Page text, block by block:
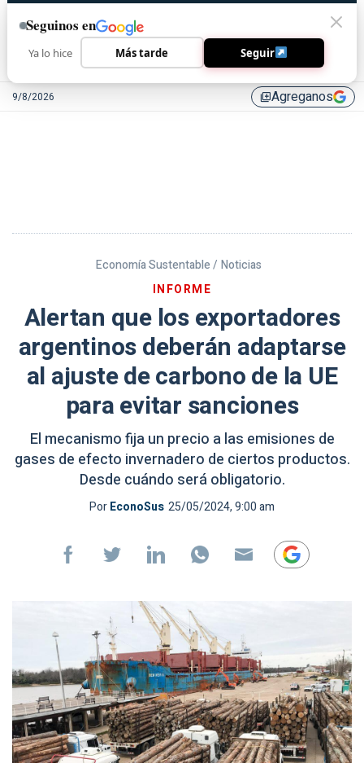
9/8/2026 library_addAgreganos
Economía Sustentable / Noticias
INFORME
Alertan que los exportadores
argentinos deberán adaptarse
al ajuste de carbono de la UE
para evitar sanciones
El mecanismo fija un precio a las emisiones de
gases de efecto invernadero de ciertos productos.
Desde cuándo será obligatorio.
PorEconoSus 25/05/2024, 9:00 am
Seguinos en
Ya lo hice Más tarde Seguir